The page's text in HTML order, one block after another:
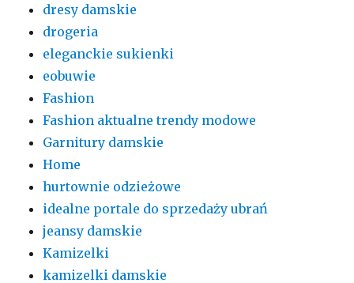
dresy damskie
drogeria
eleganckie sukienki
eobuwie
Fashion
Fashion aktualne trendy modowe
Garnitury damskie
Home
hurtownie odzieżowe
idealne portale do sprzedaży ubrań
jeansy damskie
Kamizelki
kamizelki damskie